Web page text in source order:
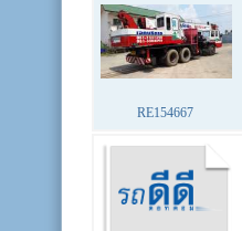
RE154667